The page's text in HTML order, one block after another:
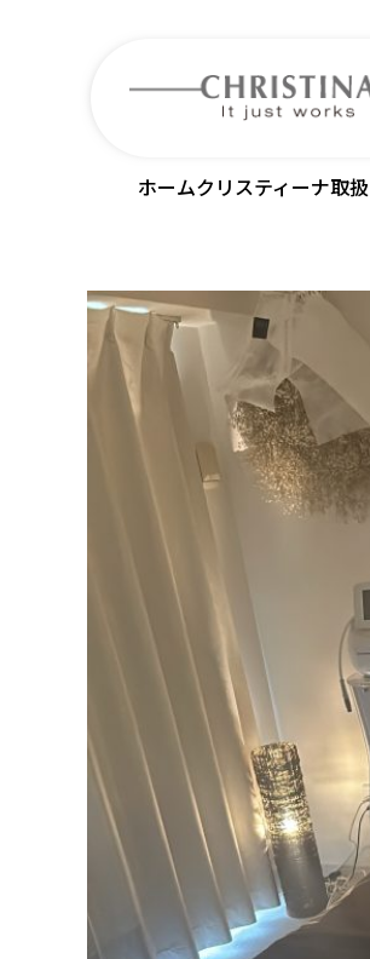
ホームクリスティーナ取